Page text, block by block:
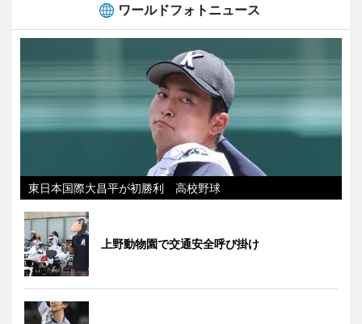
ワールドフォトニュース
東日本国際大昌平が初勝利 高校野球
上野動物園で交通安全呼び掛け